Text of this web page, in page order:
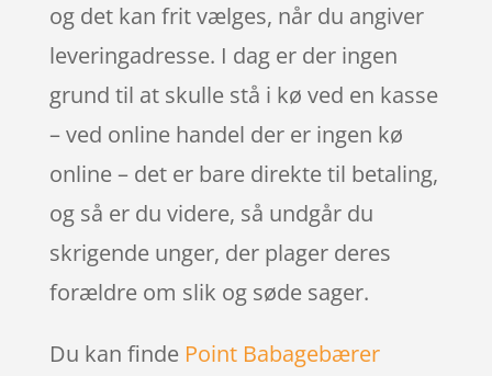
og det kan frit vælges, når du angiver
leveringadresse. I dag er der ingen
grund til at skulle stå i kø ved en kasse
– ved online handel der er ingen kø
online – det er bare direkte til betaling,
og så er du videre, så undgår du
skrigende unger, der plager deres
forældre om slik og søde sager.
Du kan finde Point Babagebærer